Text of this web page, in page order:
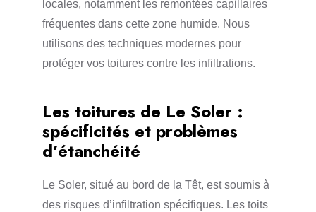
locales, notamment les remontées capillaires
fréquentes dans cette zone humide. Nous
utilisons des techniques modernes pour
protéger vos toitures contre les infiltrations.
Les toitures de Le Soler :
spécificités et problèmes
d’étanchéité
Le Soler, situé au bord de la Têt, est soumis à
des risques d’infiltration spécifiques. Les toits